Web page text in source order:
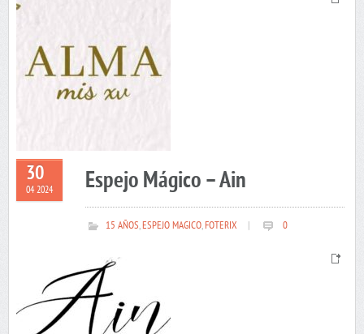
30
04 2024 Espejo Mágico – Ain
15 AÑOS,ESPEJO MAGICO,FOTERIX 0